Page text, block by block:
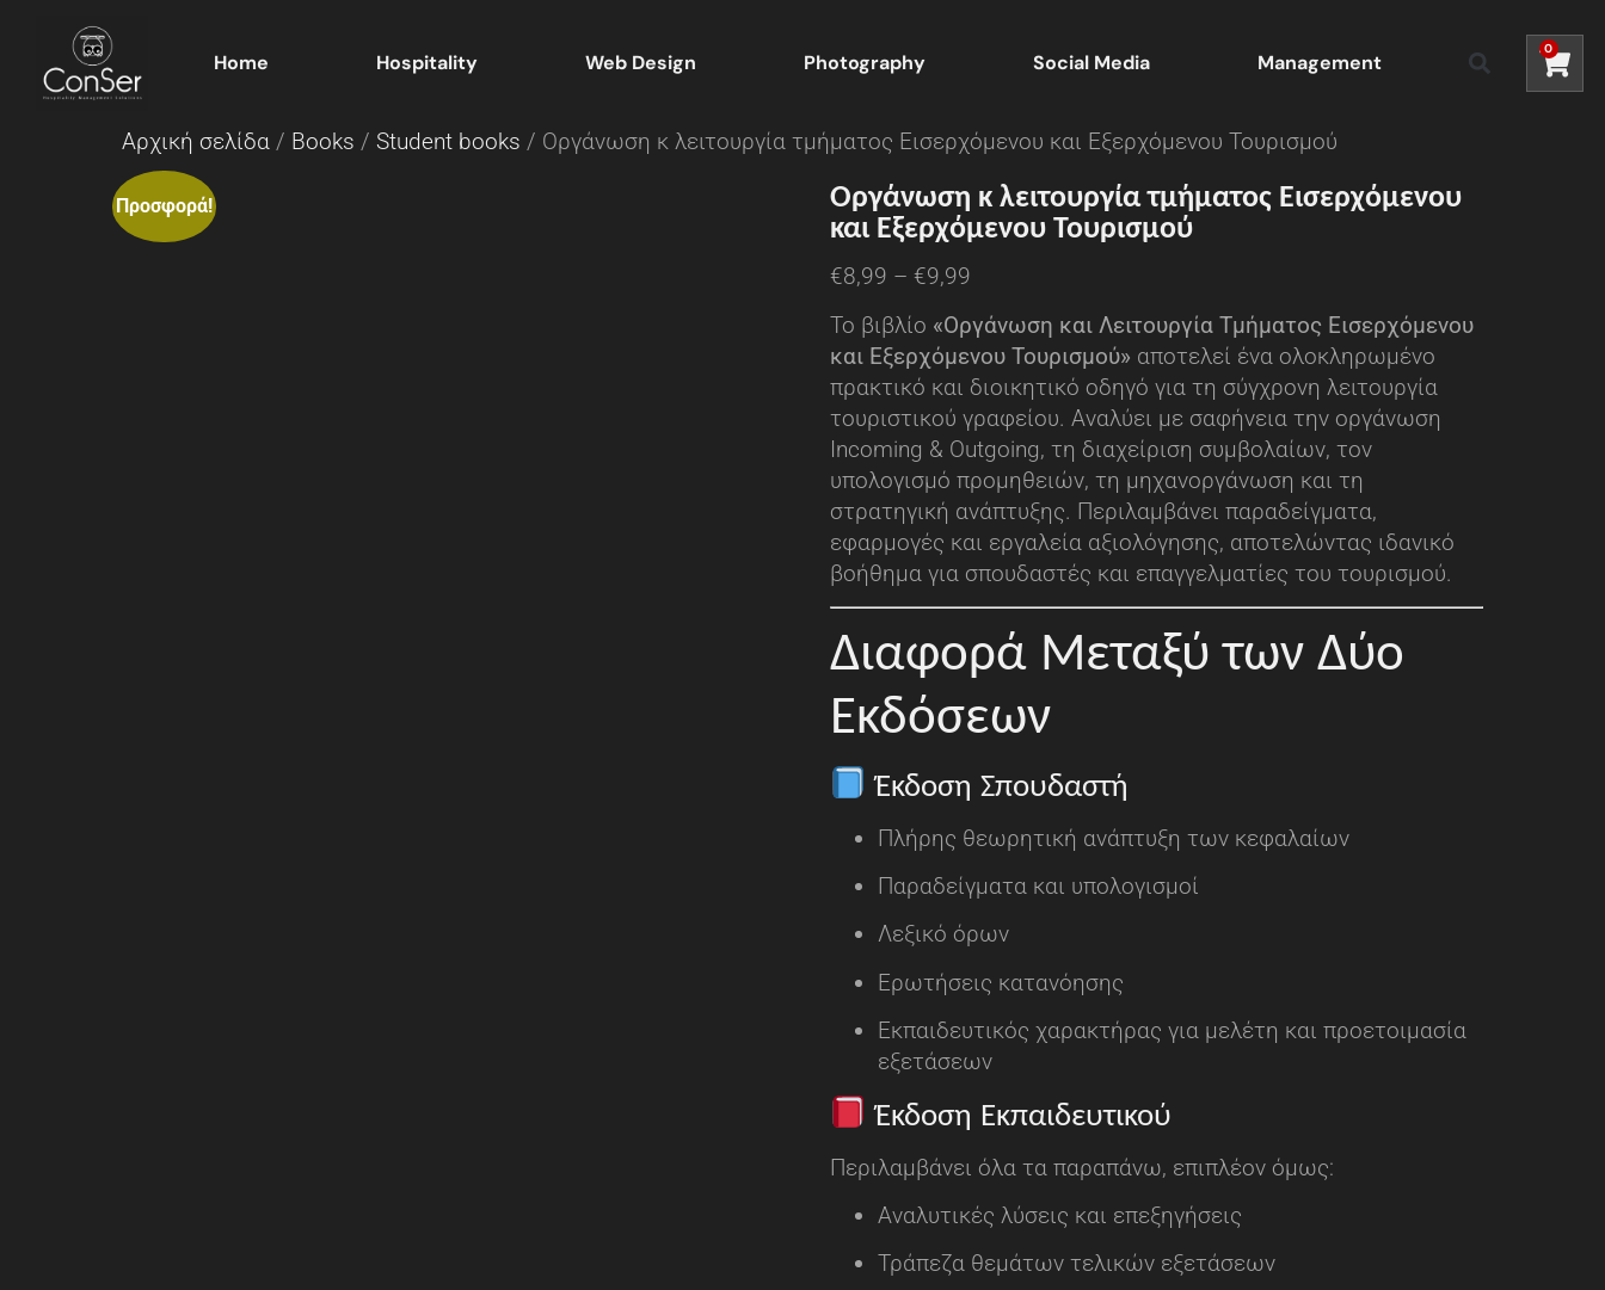
Home Hospitality Web Design Photography Social Media Management
0
Αρχική σελίδα / Books / Student books / Οργάνωση κ λειτουργία τμήματος Εισερχόμενου και Εξερχόμενου Τουρισμού
Προσφορά! Οργάνωση κ λειτουργία τμήματος Εισερχόμενου
και Εξερχόμενου Τουρισμού
€8,99 – €9,99
Το βιβλίο «Οργάνωση και Λειτουργία Τμήματος Εισερχόμενου
και Εξερχόμενου Τουρισμού» αποτελεί ένα ολοκληρωμένο
πρακτικό και διοικητικό οδηγό για τη σύγχρονη λειτουργία
τουριστικού γραφείου. Αναλύει με σαφήνεια την οργάνωση
Incoming & Outgoing, τη διαχείριση συμβολαίων, τον
υπολογισμό προμηθειών, τη μηχανοργάνωση και τη
στρατηγική ανάπτυξης. Περιλαμβάνει παραδείγματα,
εφαρμογές και εργαλεία αξιολόγησης, αποτελώντας ιδανικό
βοήθημα για σπουδαστές και επαγγελματίες του τουρισμού.
Διαφορά Μεταξύ των Δύο
Εκδόσεων
Έκδοση Σπουδαστή
Πλήρης θεωρητική ανάπτυξη των κεφαλαίων
Παραδείγματα και υπολογισμοί
Λεξικό όρων
Ερωτήσεις κατανόησης
Εκπαιδευτικός χαρακτήρας για μελέτη και προετοιμασία
εξετάσεων
Έκδοση Εκπαιδευτικού
Περιλαμβάνει όλα τα παραπάνω, επιπλέον όμως:
Αναλυτικές λύσεις και επεξηγήσεις
Τράπεζα θεμάτων τελικών εξετάσεων